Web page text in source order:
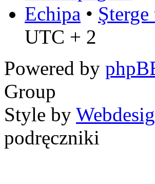
Echipa •
UTC + 2
Powered by
Group
Style by
podręczniki